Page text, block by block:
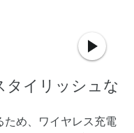
タイリッシュな
め、ワイヤレス充電